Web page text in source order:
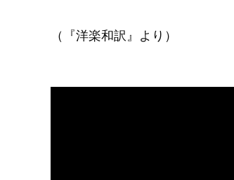
（『洋楽和訳』より）